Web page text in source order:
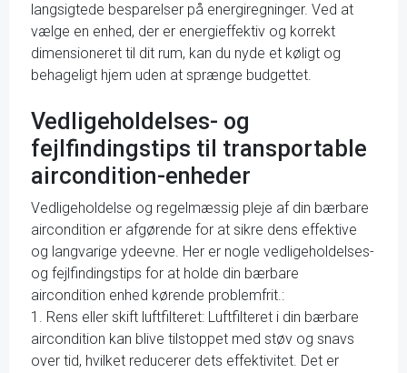
langsigtede besparelser på energiregninger. Ved at
vælge en enhed, der er energieffektiv og korrekt
dimensioneret til dit rum, kan du nyde et køligt og
behageligt hjem uden at sprænge budgettet.
Vedligeholdelses- og
fejlfindingstips til transportable
aircondition-enheder
Vedligeholdelse og regelmæssig pleje af din bærbare
aircondition er afgørende for at sikre dens effektive
og langvarige ydeevne. Her er nogle vedligeholdelses-
og fejlfindingstips for at holde din bærbare
aircondition enhed kørende problemfrit.:
1. Rens eller skift luftfilteret: Luftfilteret i din bærbare
aircondition kan blive tilstoppet med støv og snavs
over tid, hvilket reducerer dets effektivitet. Det er